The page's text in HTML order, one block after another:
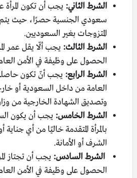
الشرط الثاني: يجب أن تكون
سعودي الجنسية حصرًا، حيث
المتزوجات بغير السعوديين.
الشرط الثالث: يجب ألّا يقل عمر
الحصول على وظيفة في الأمن العام عن
الشرط الرابع: يجب أنّ تكون
العامة من داخل السعودية أو
وتصديق الشهادة الخارجية من
الشرط الخامس: يجب أن يكون
بالمرأة المتقدمة خاليًا من أي
الشرف أو الأمانة.
الشرط السادس: يجب أن تجتاز
الحصول على وظيفة في الأمن العام